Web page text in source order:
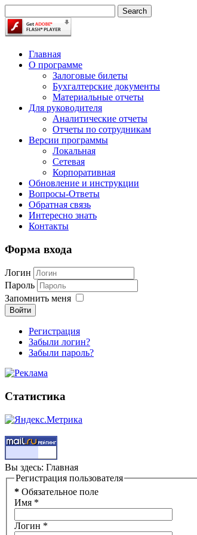
Главная
О программе
Залоговые билеты
Бухгалтерские документы
Материальные отчеты
Для руководителя
Аналитические отчеты
Отчеты по сотрудникам
Версии программы
Локальная
Сетевая
Корпоративная
Обновление и инструкции
Вопросы-Ответы
Обратная связь
Интересно знать
Контакты
Форма входа
Логин
Пароль
Запомнить меня
Войти
Регистрация
Забыли логин?
Забыли пароль?
Статистика
Вы здесь: Главная
Регистрация пользователя
* Обязательное поле
Имя *
Логин *